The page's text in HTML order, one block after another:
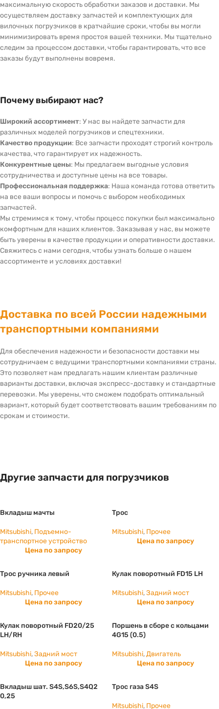
максимальную скорость обработки заказов и доставки. Мы
осуществляем доставку запчастей и комплектующих для
вилочных погрузчиков в кратчайшие сроки, чтобы вы могли
минимизировать время простоя вашей техники. Мы тщательно
следим за процессом доставки, чтобы гарантировать, что все
заказы будут выполнены вовремя.
Почему выбирают нас?
Широкий ассортимент: У нас вы найдете запчасти для
различных моделей погрузчиков и спецтехники.
Качество продукции: Все запчасти проходят строгий контроль
качества, что гарантирует их надежность.
Конкурентные цены: Мы предлагаем выгодные условия
сотрудничества и доступные цены на все товары.
Профессиональная поддержка: Наша команда готова ответить
на все ваши вопросы и помочь с выбором необходимых
запчастей.
Мы стремимся к тому, чтобы процесс покупки был максимально
комфортным для наших клиентов. Заказывая у нас, вы можете
быть уверены в качестве продукции и оперативности доставки.
Свяжитесь с нами сегодня, чтобы узнать больше о нашем
ассортименте и условиях доставки!
Доставка по всей России надежными
транспортными компаниями
Для обеспечения надежности и безопасности доставки мы
сотрудничаем с ведущими транспортными компаниями страны.
Это позволяет нам предлагать нашим клиентам различные
варианты доставки, включая экспресс-доставку и стандартные
перевозки. Мы уверены, что сможем подобрать оптимальный
вариант, который будет соответствовать вашим требованиям по
срокам и стоимости.
Другие запчасти для погрузчиков
Вкладыш мачты
Mitsubishi, Подъемно-
транспортное устройство
Цена по запросу
Трос
Mitsubishi, Прочее
Цена по запросу
Трос ручника левый
Mitsubishi, Прочее
Цена по запросу
Кулак поворотный FD15 LH
Mitsubishi,Задний мост
Цена по запросу
Кулак поворотный FD20/25
LH/RH
Mitsubishi,Задний мост
Цена по запросу
Поршень в сборе с кольцами
4G15 (0.5)
Mitsubishi,Двигатель
Цена по запросу
Вкладыш шат. S4S,S6S,S4Q2
0,25
Трос газа S4S
Mitsubishi, Прочее